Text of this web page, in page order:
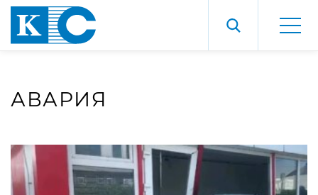
АВАРИЯ